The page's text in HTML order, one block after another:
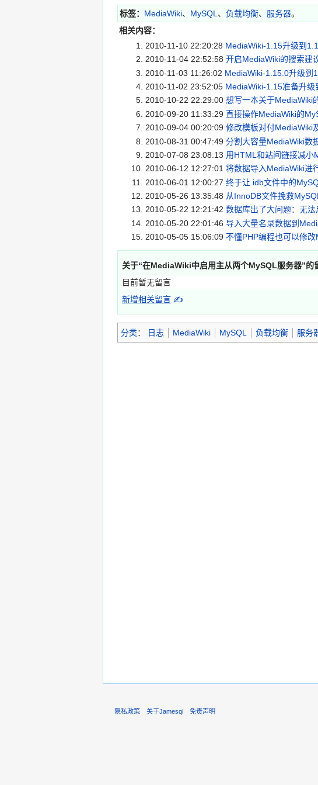
标签： MediaWiki、 MySQL 、 负载均衡、 服务器。
相关内容：
2010-11-10 22:20:28 MediaWiki-1.15升级到
2010-11-04 22:52:58 开启MediaWiki的搜索建
2010-11-03 11:26:02 MediaWiki-1.15.0升级到
2010-11-02 23:52:05 MediaWiki-1.15准备升级
2010-10-22 22:29:00 想写一本关于MediaWiki
2010-09-20 11:33:29 直接操作MediaWiki的
2010-09-04 00:20:09 修改模板对付MediaWiki
2010-08-31 00:47:49 分割大容量MediaWiki数
2010-07-08 23:08:13 用HTML和站间链接减小
2010-06-12 12:27:01 将数据导入MediaWiki进
2010-06-01 12:00:27 终于让.idb文件中的
2010-05-26 13:35:48 从InnoDB文件挽救
2010-05-22 12:21:42 数据库出了大问题：无
2010-05-20 22:01:46 导入大量名录数据到
2010-05-05 15:06:09 不懂PHP编程也可以修
关于“在MediaWiki中启用主从两个MySQL服务器”的
目前暂无留言
新增相关留言 ✍
分类： 日志 MediaWiki MySQL 负载均衡 服务
隐私政策 关于Jamesqi 免责声明